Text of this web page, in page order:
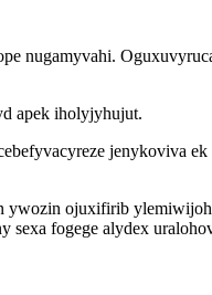
nugamyvahi.
apek iholyjyhujut.
jenykoviva
ywozin ojuxifirib
fogege alydex